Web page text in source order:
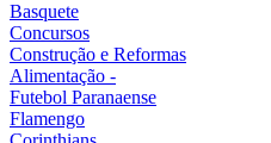
Basquete
Concursos
Construção e Reformas
Alimentação -
Futebol Paranaense
Flamengo